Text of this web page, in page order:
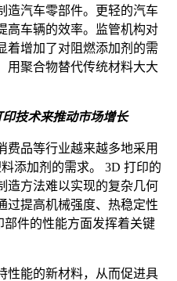
造汽车零部件。更轻的汽车
高车辆的效率。监管机构对
着增加了对阻燃添加剂的需
用聚合物替代传统材料大大
技术来推动市场增长
费品等行业越来越多地采用
添加剂的需求。 3D 打印的
造方法难以实现的复杂几何
过提高机械强度、热稳定性
件的性能方面发挥着关键
性能的新材料，从而促进具